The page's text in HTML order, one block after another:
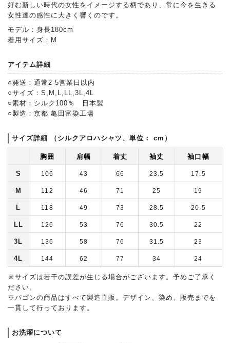
好む新しい時代の女性をイメージする柄であり、常に今を生きる
女性達の感性に大きく響くのです。
モデル：身長180cm
着用サイズ：M
アイテム詳細
○発送：通常2-5営業日以内
○サイズ：S,M,L,LL,3L,4L
○素材：シルク100％ 日本製
○製造：京都 亀田富染工場
サイズ詳細 （シルクアロハシャツ、単位： cm）
胸囲 肩幅 着丈 袖丈 袖口幅
S 106 43 66 23.5 17.5
M 112 46 71 25 19
L 118 49 73 28.5 20.5
LL 126 53 76 30.5 22
3L 136 58 76 31.5 23
4L 144 62 77 34 24
※サイズは若干の誤差が生じる場合がございます。予めご了承く
ださい。
※パゴンの商品はすべて製造直販。デザイン、染め、販売までを
一貫して行っております。
お洗濯について